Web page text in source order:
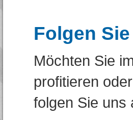
Folgen
Möchten Sie
profitieren
folgen Sie uns